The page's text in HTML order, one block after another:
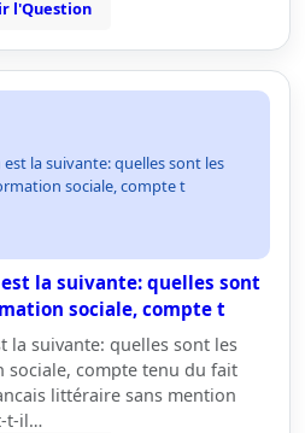
l'Question
la suivante: quelles sont les
sociale, compte t
la suivante: quelles sont
sociale, compte t
la suivante: quelles sont les
compte tenu du fait
littéraire sans mention
t-il…